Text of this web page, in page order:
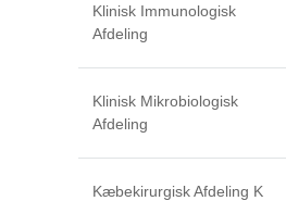
Klinisk Immunologisk
Afdeling
Klinisk Mikrobiologisk
Afdeling
Kæbekirurgisk Afdeling K